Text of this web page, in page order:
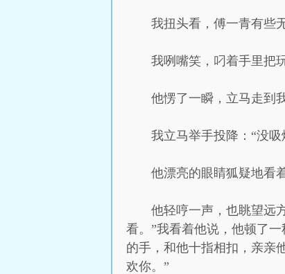
我扭头看，傅一青有些
我咧嘴笑，叼着手里把
他愣了一瞬，立马走到
我立马举手投降：“没吸
他漂亮的眼睛狐疑地看
他轻哼一声，也眺望远
看。”我看着他说，他顿了
的手，和他十指相扣，亲亲
欢你。”